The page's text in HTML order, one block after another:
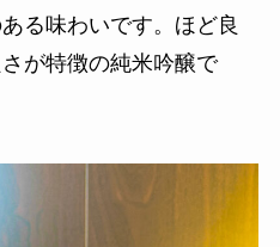
る味わいです。ほど良
が特徴の純米吟醸で